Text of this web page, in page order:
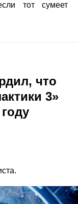
тот сумеет
что
3»